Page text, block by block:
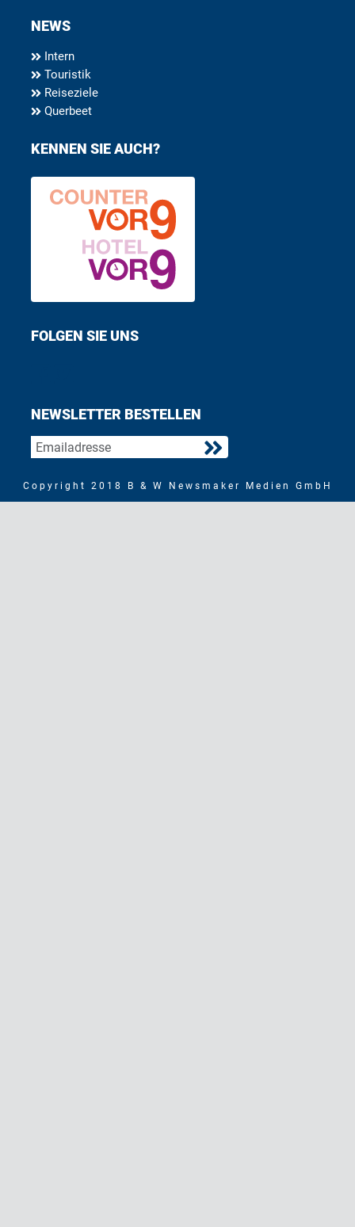
NEWS
Intern
Touristik
Reiseziele
Querbeet
KENNEN SIE AUCH?
FOLGEN SIE UNS
NEWSLETTER BESTELLEN
Copyright 2018 B & W Newsmaker Medien GmbH